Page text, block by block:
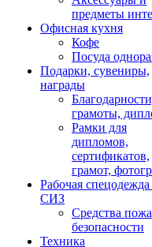
предметы
Офисная кухня
Кофе
Посуда
Подарки, сувениры,
награды
грамоты,
Рамки для
дипломов,
сертификатов,
грамот,
Рабочая спецодежда
СИЗ
Средства
безопасности
Техника